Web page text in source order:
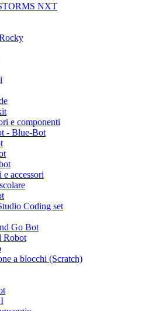
NXT
e componenti
- Blue-Bot
e accessori
Coding set
Go Bot
Robot
a blocchi (Scratch)